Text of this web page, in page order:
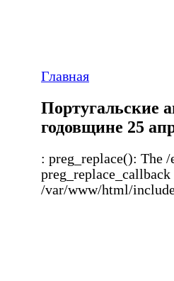
Главная
Португальские
годовщине 25
: preg_replace(): The
/var/www/html/